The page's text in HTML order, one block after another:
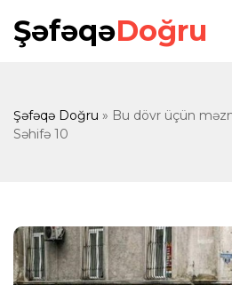
ŞəfəqəDoğru
Şəfəqə Doğru » Bu dövr üçün
Səhifə 10